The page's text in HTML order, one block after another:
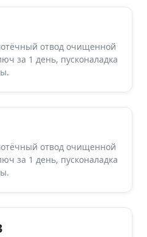
отвод очищенной
за 1 день, пусконаладка
отвод очищенной
за 1 день, пусконаладка